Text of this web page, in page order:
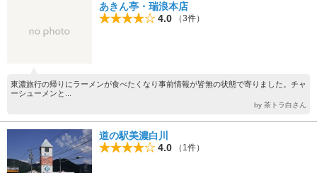
あきん亭・瑞浪本店
4.0
（3件）
東濃旅行の帰りにラーメンが食べたくなり事前情報が皆無の状態で寄りました。チャ
ーシューメンと...
by 茶トラ白さん
道の駅美濃白川
4.0
（1件）